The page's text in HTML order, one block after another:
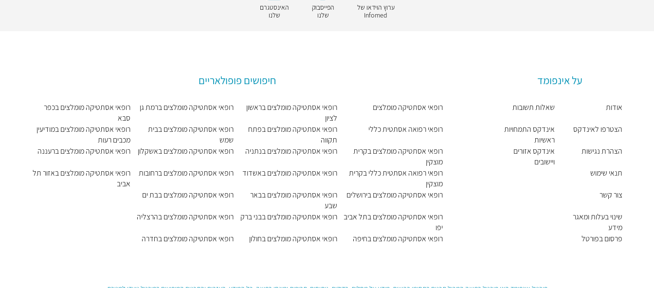
ערוץ הוידאו של
Infomed
הפייסבוק
שלנו
האינסטגרם
שלנו
על אינפומד
אודות
הצטרפו לאינדקס
הצהרת נגישות
תנאי שימוש
צור קשר
שינוי בעלות ומאגר
מידע
פרסום בפורטל
שאלות תשובות
אינדקס התמחויות
ראשיות
אינדקס אזורים
ויישובים
חיפושים פופולאריים
רופאי אסתטיקה מומלצים
רופאי רפואה אסתטית כללי
רופאי אסתטיקה מומלצים בקרית
מוצקין
רופאי רפואה אסתטית כללי בקרית
מוצקין
רופאי אסתטיקה מומלצים בירושלים
רופאי אסתטיקה מומלצים בתל אביב
יפו
רופאי אסתטיקה מומלצים בחיפה
רופאי אסתטיקה מומלצים בראשון
לציון
רופאי אסתטיקה מומלצים בפתח
תקווה
רופאי אסתטיקה מומלצים בנתניה
רופאי אסתטיקה מומלצים באשדוד
רופאי אסתטיקה מומלצים בבאר
שבע
רופאי אסתטיקה מומלצים בבני ברק
רופאי אסתטיקה מומלצים בחולון
רופאי אסתטיקה מומלצים ברמת גן
רופאי אסתטיקה מומלצים בבית
שמש
רופאי אסתטיקה מומלצים באשקלון
רופאי אסתטיקה מומלצים ברחובות
רופאי אסתטיקה מומלצים בבת ים
רופאי אסתטיקה מומלצים בהרצליה
רופאי אסתטיקה מומלצים בחדרה
רופאי אסתטיקה מומלצים בכפר
סבא
רופאי אסתטיקה מומלצים במודיעין
מכבים רעות
רופאי אסתטיקה מומלצים ברעננה
רופאי אסתטיקה מומלצים באזור תל
אביב